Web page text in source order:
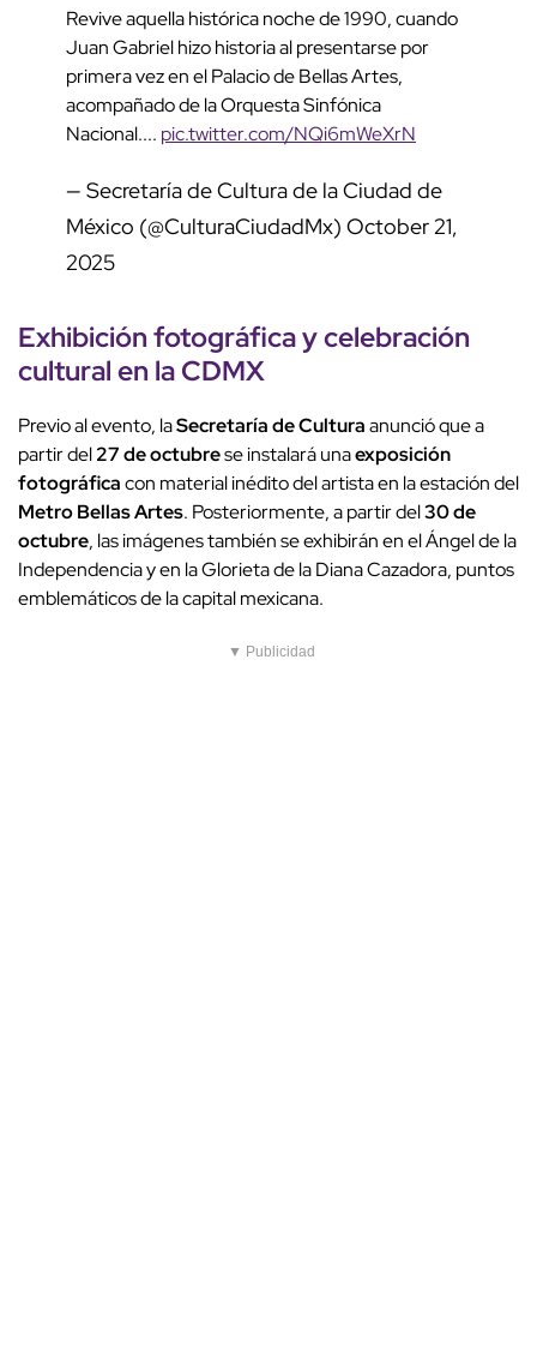
Revive aquella histórica noche de 1990, cuando
Juan Gabriel hizo historia al presentarse por
primera vez en el Palacio de Bellas Artes,
acompañado de la Orquesta Sinfónica
Nacional.... pic.twitter.com/NQi6mWeXrN
— Secretaría de Cultura de la Ciudad de
México (@CulturaCiudadMx) October 21,
2025
Exhibición fotográfica y celebración
cultural en la CDMX
Previo al evento, laSecretaría de Culturaanunció que a
partir del27 de octubrese instalará unaexposición
fotográficacon material inédito del artista en la estación del
Metro Bellas Artes. Posteriormente, a partir del30 de
octubre, las imágenes también se exhibirán en el Ángel de la
Independencia y en la Glorieta de la Diana Cazadora, puntos
emblemáticos de la capital mexicana.
▼ Publicidad